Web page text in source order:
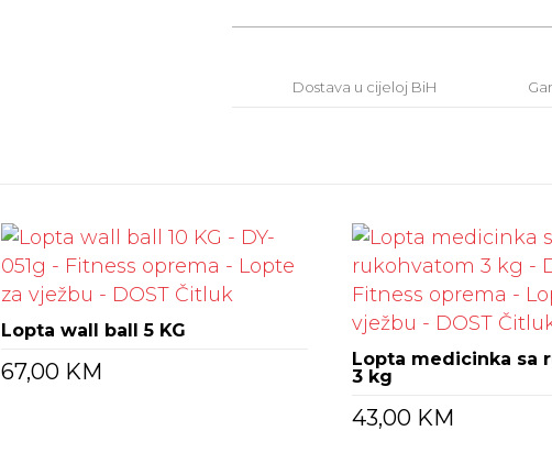
Dostava u cijeloj BiH
Lopta wall ball 5 KG
67,00 KM
Lopta medicinka sa
3 kg
43,00 KM